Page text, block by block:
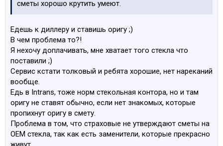
сметы хорошо крутить умеют.
Едешь к диллеру и ставишь оригу ;)
В чем проблема то?!
Я нехочу доплачивать, мне хватает того стекла что
поставили ;)
Сервис кстати толковый и ребята хорошие, нет нареканий
вообще.
Едь в Intrans, тоже норм стекольная контора, но и там
оригу не ставят обычно, если нет знакомых, которые
пропихнут оригу в смету.
Проблема в том, что страховые не утверждают сметы на
ОЕМ стекла, так как есть заменители, которые прекрасно